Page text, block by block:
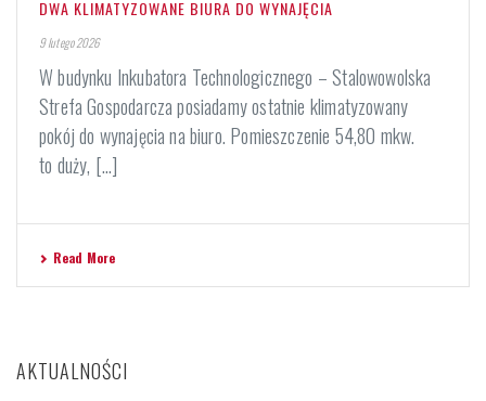
DWA KLIMATYZOWANE BIURA DO WYNAJĘCIA
9 lutego 2026
W budynku Inkubatora Technologicznego – Stalowowolska
Strefa Gospodarcza posiadamy ostatnie klimatyzowany
pokój do wynajęcia na biuro. Pomieszczenie 54,80 mkw.
to duży, [...]
Read More
AKTUALNOŚCI